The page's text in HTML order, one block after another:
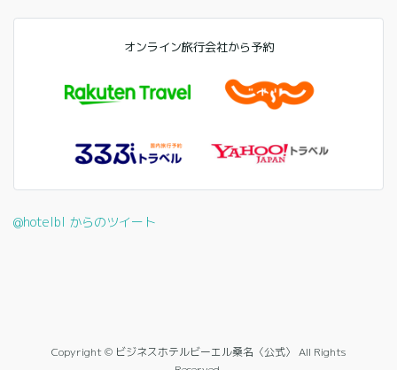
オンライン旅行会社から予約
@hotelbl からのツイート
Copyright © ビジネスホテルビーエル桑名〈公式〉 All Rights